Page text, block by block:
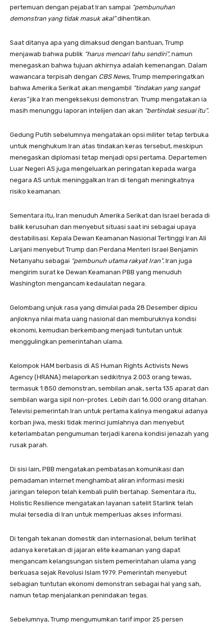
pertemuan dengan pejabat Iran sampai “pembunuhan
demonstran yang tidak masuk akal”dihentikan.
Saat ditanya apa yang dimaksud dengan bantuan, Trump
menjawab bahwa publik “harus mencari tahu sendiri”, namun
menegaskan bahwa tujuan akhirnya adalah kemenangan. Dalam
wawancara terpisah dengan CBS News, Trump memperingatkan
bahwa Amerika Serikat akan mengambil “tindakan yang sangat
keras”jika Iran mengeksekusi demonstran. Trump mengatakan ia
masih menunggu laporan intelijen dan akan “bertindak sesuai itu”.
Gedung Putih sebelumnya mengatakan opsi militer tetap terbuka
untuk menghukum Iran atas tindakan keras tersebut, meskipun
menegaskan diplomasi tetap menjadi opsi pertama. Departemen
Luar Negeri AS juga mengeluarkan peringatan kepada warga
negara AS untuk meninggalkan Iran di tengah meningkatnya
risiko keamanan.
Sementara itu, Iran menuduh Amerika Serikat dan Israel berada di
balik kerusuhan dan menyebut situasi saat ini sebagai upaya
destabilisasi. Kepala Dewan Keamanan Nasional Tertinggi Iran Ali
Larijani menyebut Trump dan Perdana Menteri Israel Benjamin
Netanyahu sebagai “pembunuh utama rakyat Iran”. Iran juga
mengirim surat ke Dewan Keamanan PBB yang menuduh
Washington mengancam kedaulatan negara.
Gelombang unjuk rasa yang dimulai pada 28 Desember dipicu
anjloknya nilai mata uang nasional dan memburuknya kondisi
ekonomi, kemudian berkembang menjadi tuntutan untuk
menggulingkan pemerintahan ulama.
Kelompok HAM berbasis di AS Human Rights Activists News
Agency (HRANA) melaporkan sedikitnya 2.003 orang tewas,
termasuk 1.850 demonstran, sembilan anak, serta 135 aparat dan
sembilan warga sipil non-protes. Lebih dari 16.000 orang ditahan.
Televisi pemerintah Iran untuk pertama kalinya mengakui adanya
korban jiwa, meski tidak merinci jumlahnya dan menyebut
keterlambatan pengumuman terjadi karena kondisi jenazah yang
rusak parah.
Di sisi lain, PBB mengatakan pembatasan komunikasi dan
pemadaman internet menghambat aliran informasi meski
jaringan telepon telah kembali pulih bertahap. Sementara itu,
Holistic Resilience mengatakan layanan satelit Starlink telah
mulai tersedia di Iran untuk memperluas akses informasi.
Di tengah tekanan domestik dan internasional, belum terlihat
adanya keretakan di jajaran elite keamanan yang dapat
mengancam kelangsungan sistem pemerintahan ulama yang
berkuasa sejak Revolusi Islam 1979. Pemerintah menyebut
sebagian tuntutan ekonomi demonstran sebagai hal yang sah,
namun tetap menjalankan penindakan tegas.
Sebelumnya, Trump mengumumkan tarif impor 25 persen